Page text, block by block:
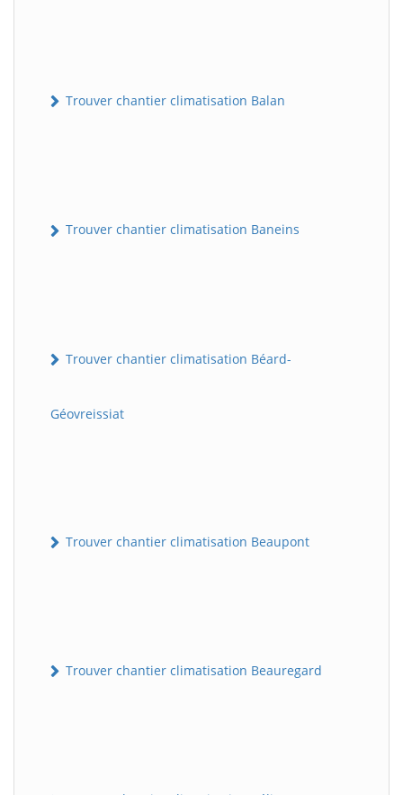
Trouver chantier climatisation Balan
Trouver chantier climatisation Baneins
Trouver chantier climatisation Béard-
Géovreissiat
Trouver chantier climatisation Beaupont
Trouver chantier climatisation Beauregard